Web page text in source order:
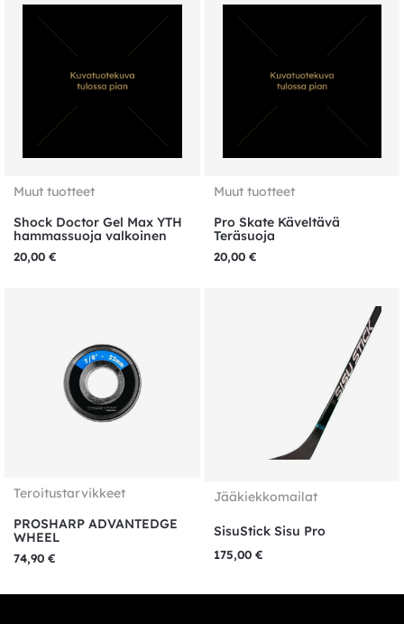
Muut tuotteet
Shock Doctor Gel Max YTH
hammassuoja valkoinen
20,00 €
Muut tuotteet
Pro Skate Käveltävä
Teräsuoja
20,00 €
Teroitustarvikkeet
PROSHARP ADVANTEDGE
WHEEL
74,90 €
Jääkiekkomailat
SisuStick Sisu Pro
175,00 €